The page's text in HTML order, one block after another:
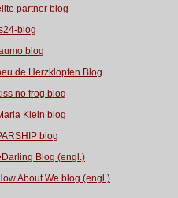
partner blog
blog
blog
Herzklopfen Blog
no frog blog
Klein blog
blog
Blog (engl.)
About We blog (engl.)